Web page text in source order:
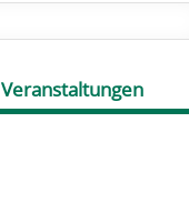
Veranstaltungen